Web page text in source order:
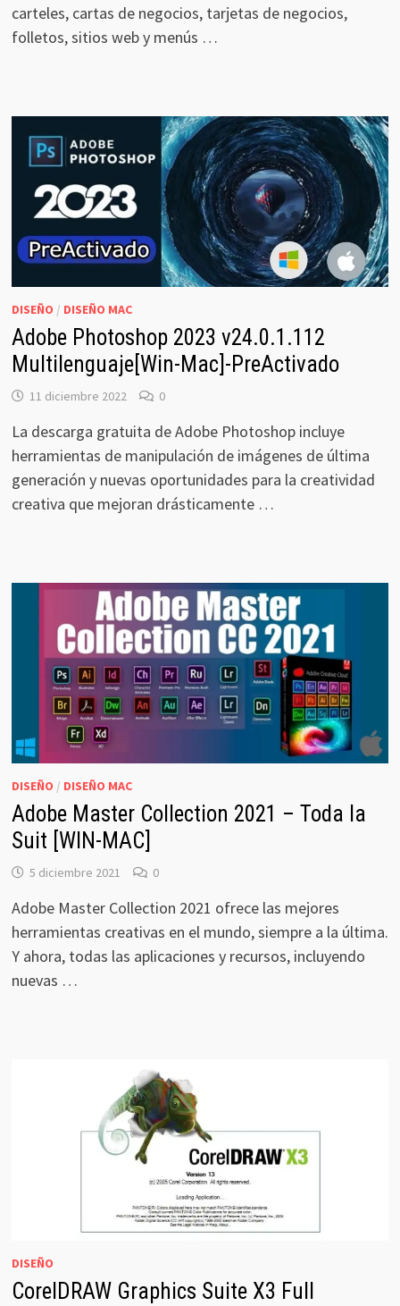
carteles, cartas de negocios, tarjetas de negocios,
folletos, sitios web y menús …
DISEÑO / DISEÑO MAC
Adobe Photoshop 2023 v24.0.1.112
Multilenguaje[Win-Mac]-PreActivado
11 diciembre 2022 0
La descarga gratuita de Adobe Photoshop incluye
herramientas de manipulación de imágenes de última
generación y nuevas oportunidades para la creatividad
creativa que mejoran drásticamente …
DISEÑO / DISEÑO MAC
Adobe Master Collection 2021 – Toda la
Suit [WIN-MAC]
5 diciembre 2021 0
Adobe Master Collection 2021 ofrece las mejores
herramientas creativas en el mundo, siempre a la última.
Y ahora, todas las aplicaciones y recursos, incluyendo
nuevas …
DISEÑO
CorelDRAW Graphics Suite X3 Full